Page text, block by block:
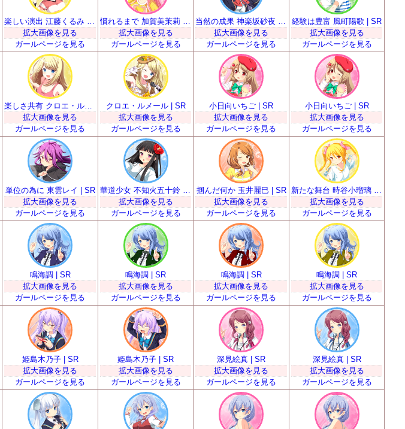
楽しい演出 江藤くるみ | SR
拡大画像を見る
ガールページを見る
慣れるまで 加賀美茉莉 | SR
拡大画像を見る
ガールページを見る
当然の成果 神楽坂砂夜 | SR
拡大画像を見る
ガールページを見る
経験は豊富 風町陽歌 | SR
拡大画像を見る
ガールページを見る
楽しさ共有 クロエ・ルメール | SR
拡大画像を見る
ガールページを見る
クロエ・ルメール | SR
拡大画像を見る
ガールページを見る
小日向いちご | SR
拡大画像を見る
ガールページを見る
小日向いちご | SR
拡大画像を見る
ガールページを見る
単位の為に 東雲レイ | SR
拡大画像を見る
ガールページを見る
華道少女 不知火五十鈴 | SR
拡大画像を見る
ガールページを見る
掴んだ何か 玉井麗巳 | SR
拡大画像を見る
ガールページを見る
新たな舞台 時谷小瑠璃 | SR
拡大画像を見る
ガールページを見る
鳴海調 | SR
拡大画像を見る
ガールページを見る
鳴海調 | SR
拡大画像を見る
ガールページを見る
鳴海調 | SR
拡大画像を見る
ガールページを見る
鳴海調 | SR
拡大画像を見る
ガールページを見る
姫島木乃子 | SR
拡大画像を見る
ガールページを見る
姫島木乃子 | SR
拡大画像を見る
ガールページを見る
深見絵真 | SR
拡大画像を見る
ガールページを見る
深見絵真 | SR
拡大画像を見る
ガールページを見る